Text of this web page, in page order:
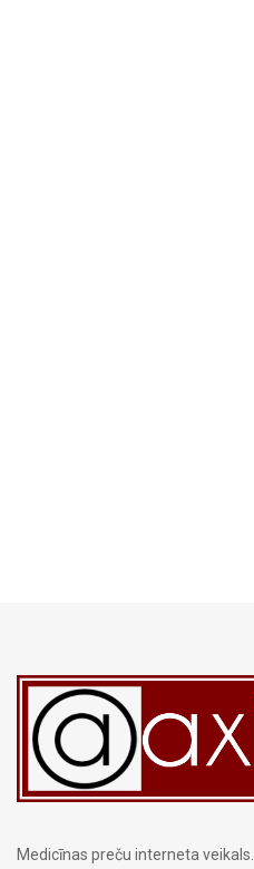
Medicīnas preču interneta veikals.